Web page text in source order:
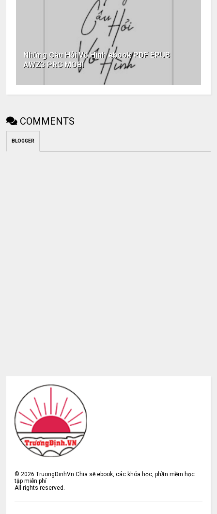
Những Câu Hỏi Vô Hình ebook PDF EPUB
AWZ3 PRC MOBI
COMMENTS
BLOGGER
©2026 TruongDinhVn Chia sẽ ebook, các khóa học, phần mềm học
tập miễn phí
All rights reserved.